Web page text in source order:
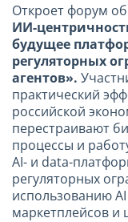
Откроет форум
ИИ-
будущее
регуляторных
агентов».
практический
российской
перестраивают
процессы и
AI- и data-
регуляторных
использованию
маркетплейсов и